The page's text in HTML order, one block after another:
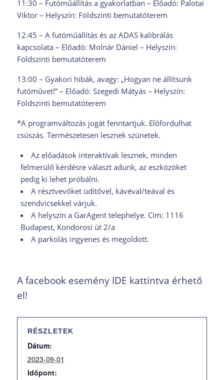
11:30 – Futóműállítás a gyakorlatban – Előadó: Palotai
Viktor – Helyszín: Földszinti bemutatóterem
12:45 – A futóműállítás és az ADAS kalibrálás
kapcsolata – Előadó: Molnár Dániel – Helyszín:
Földszinti bemutatóterem
13:00 – Gyakori hibák, avagy: „Hogyan ne állítsunk
futóművet!” – Előadó: Szegedi Mátyás – Helyszín:
Földszinti bemutatóterem
*A programváltozás jogát fenntartjuk. Előfordulhat
csúszás. Természetesen lesznek szünetek.
Az előadások interaktívak lesznek, minden
felmerülő kérdésre választ adunk, az eszközöket
pedig ki lehet próbálni.
A résztvevőket üdítővel, kávéval/teával és
szendvicsekkel várjuk.
A helyszín a GarAgent telephelye. Cím: 1116
Budapest, Kondorosi út 2/a
A parkolás ingyenes és megoldott.
A facebook esemény IDE kattintva érhető
el!
RÉSZLETEK
Dátum:
2023-09-01
Időpont: